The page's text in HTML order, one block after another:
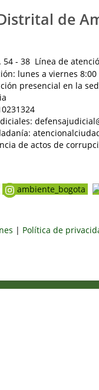
de
54 - 38 Línea de
lunes a viernes 8:00
presencial en la
de actos de
ambiente_bogota
| Política de